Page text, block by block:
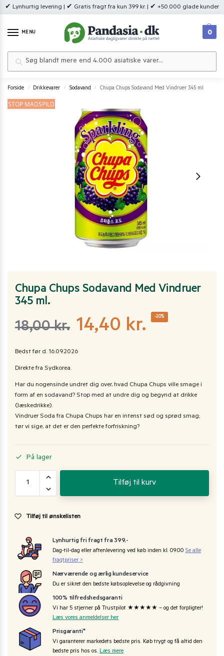
✔ Lynhurtig levering | ✔ Gratis fragt fra kun 399 kr. | ✔ +50.000 glade kunder
MENU 0
Forside / Drikkevarer / Sodavand / Chupa Chups Sodavand Med Vindruer 345 ml.
STOP MADSPILD
Chupa Chups Sodavand Med Vindruer
345 ml.
18,00kr. 14,40 kr. -20%
Bedst før d. 16.09.2026
Direkte fra Sydkorea.
Har du nogensinde undret dig over, hvad Chupa Chups ville smage i
form af en sodavand? Stop med at undre dig og begynd at drikke
(læskedrikke).
Vindruer Soda fra Chupa Chups har en intenst sød og sprød smag;
tør vi sige, at det er den perfekte forfriskning?
På lager
Tilføj til kurv
Tilføj til ønskelisten
Lynhurtig fri fragt fra 399,-
Dag-til-dag eller aftenlevering ved køb inden kl. 09:00 Se alle
fragtpriser >
Nærværende og ærlig kundeservice
Du er sikret den bedste købsoplevelse og rådgivning
100% tilfredshedsgaranti
Vi har 5 stjerner på Trustpilot ★★★★★ – og det forpligter!
Læs vores anmeldelser her
Prisgaranti*
Vi garanterer markedets bedste pris. Køb trygt og få altid den
bedste pris hos os. Læs mere